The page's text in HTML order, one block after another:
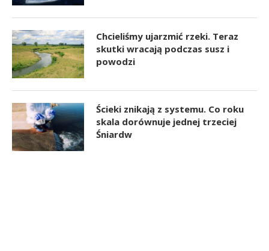
Chcieliśmy ujarzmić rzeki. Teraz
skutki wracają podczas susz i
powodzi
Ścieki znikają z systemu. Co roku
skala dorównuje jednej trzeciej
Śniardw